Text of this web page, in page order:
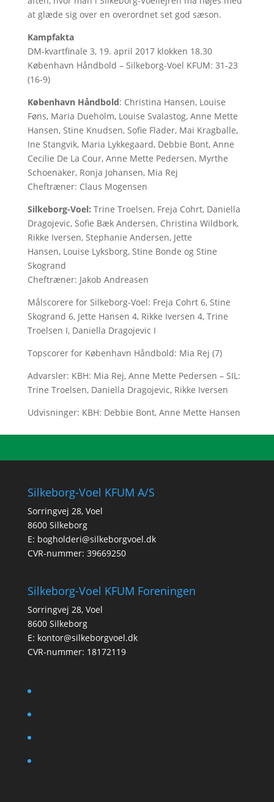
at glæde sig over en overordnet set god sæson.
Kampfakta
DM-kvartfinale 3, 19. april 2017 klokken 18.30
København Håndbold – Silkeborg-Voel KFUM: 31-23
(16-9)
København Håndbold: Christina Hansen, Louise
Føns, Maria Dueholm, Louise Svalastog, Anne Mette
Hansen, Stine Knudsen, Sofie Flader, Mai Kragballe,
Ine Stangvik, Maria Lykkegaard, Debbie Bont, Anne
Cecilie De La Cour, Anne Mette Pedersen, Myrthe
Schoenaker, Ronja Johansen, Mia Rej
Cheftræner: Claus Mogensen
Silkeborg-Voel: Trine Troelsen, Freja Cohrt, Daniella
Dragojevic, Sofie Bæk Andersen, Christina Wildbork,
Rikke Iversen, Stephanie Andersen, Jette
Hansen, Louise Lyksborg, Stine Bonde og Stine
Skogrand
Cheftræner: Jakob Andreasen
Målscorere for Silkeborg-Voel: Freja Cohrt 6, Stine
Skogrand 6, Jette Hansen 4, Rikke Iversen 4, Trine
Troelsen I, Daniella Dragojevic I
Topscorer for København Håndbold: Mia Rej (7)
Advarsler: KBH: Mia Rej, Anne Mette Pedersen – SIL:
Trine Troelsen, Daniella Dragojevic, Rikke Iversen
Udvisninger: KBH: Debbie Bont, Anne Mette Hansen
Silkeborg-Voel KFUM A/S
Sorringvej 28, Voel
8600 Silkeborg
E: bogholderi@silkeborgvoel.dk
CVR-nummer: 39669250
Silkeborg-Voel KFUM Foreningen
Sorringvej 28, Voel
8600 Silkeborg
E: kontor@silkeborgvoel.dk
CVR-nummer: 18172119